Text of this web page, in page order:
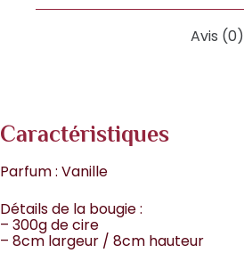
Avis (0)
Caractéristiques
Parfum : Vanille
Détails de la bougie :
– 300g de cire
– 8cm largeur / 8cm hauteur